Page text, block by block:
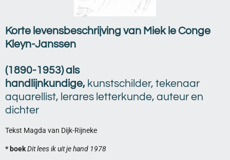
Korte levensbeschrijving van Miek le Conge
Kleyn-Janssen
(1890-1953) als
handlijnkundige, kunstschilder, tekenaar
aquarellist, lerares letterkunde, auteur en
dichter
Tekst Magda van Dijk-Rijneke
* boekDit lees ik uit je hand 1978